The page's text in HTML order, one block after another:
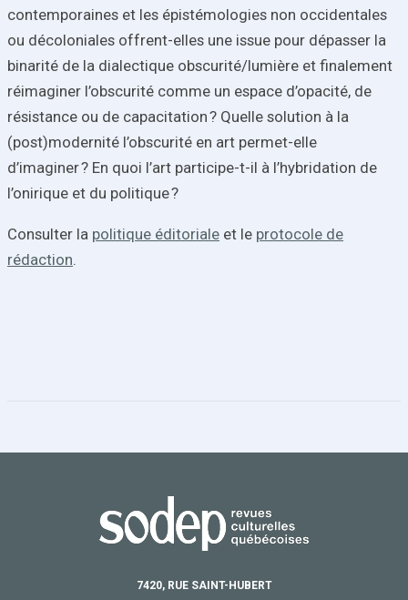
contemporaines et les épistémologies non occidentales
ou décoloniales offrent-elles une issue pour dépasser la
binarité de la dialectique obscurité/lumière et finalement
réimaginer l’obscurité comme un espace d’opacité, de
résistance ou de capacitation ? Quelle solution à la
(post)modernité l’obscurité en art permet-elle
d’imaginer ? En quoi l’art participe-t-il à l’hybridation de
l’onirique et du politique ?
Consulter la politique éditoriale et le protocole de
rédaction.
7420, RUE SAINT-HUBERT